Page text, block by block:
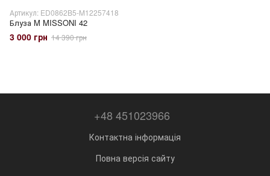
Артикул: ED0862B5-M12257418
Блуза M MISSONI 42
3 000 грн 14 390 грн
+48 451023966
Контактна інформація
Повна версія сайту